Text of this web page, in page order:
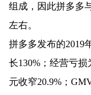
组成，因此拼多多
左右。
拼多多发布的2019
长130%；经营亏损
元收窄20.9%；